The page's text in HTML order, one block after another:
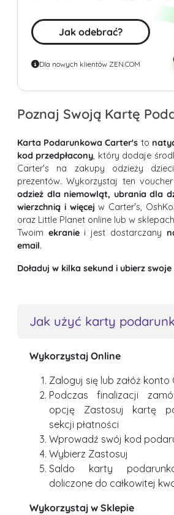
Jak odebrać?
Dla nowych klientów ZEN.COM
Poznaj Swoją Kartę
Karta Podarunkowa Carter's to
kod przedpłacony, który dodaje
Carter's na zakupy odzieży
prezentów. Wykorzystaj ten
odzież dla niemowląt, ubrania dla
wierzchnią i więcej w Carter's,
oraz Little Planet online lub w
Twoim ekraniei jest dostarczany
email.
Doładuj w kilka sekund i ubierz
Jak użyć karty
Wykorzystaj Online
Zaloguj się lub załóż konto
Podczas finalizacji
opcję Zastosuj kartę
sekcji płatności
Wprowadź swój kod
Wybierz Zastosuj
Saldo karty
doliczone do całkowitej
Wykorzystaj w Sklepie